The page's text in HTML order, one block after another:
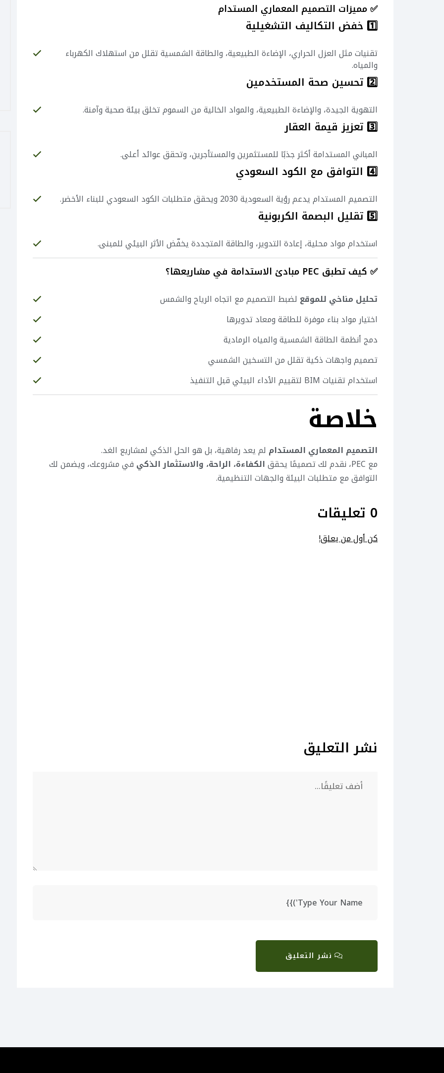
✅ مميزات التصميم المعماري المستدام
1️⃣ خفض التكاليف التشغيلية
تقنيات مثل العزل الحراري، الإضاءة الطبيعية، والطاقة الشمسية تقلل من استهلاك الكهرباء
والمياه.
2️⃣ تحسين صحة المستخدمين
التهوية الجيدة، والإضاءة الطبيعية، والمواد الخالية من السموم تخلق بيئة صحية وآمنة.
3️⃣ تعزيز قيمة العقار
المباني المستدامة أكثر جذبًا للمستثمرين والمستأجرين، وتحقق عوائد أعلى.
4️⃣ التوافق مع الكود السعودي
التصميم المستدام يدعم رؤية السعودية 2030 ويحقق متطلبات الكود السعودي للبناء الأخضر.
5️⃣ تقليل البصمة الكربونية
استخدام مواد محلية، إعادة التدوير، والطاقة المتجددة يخفّض الأثر البيئي للمبنى.
✅ كيف تطبق PEC مبادئ الاستدامة في مشاريعها؟
تحليل مناخي للموقع لضبط التصميم مع اتجاه الرياح والشمس
اختيار مواد بناء موفرة للطاقة ومعاد تدويرها
دمج أنظمة الطاقة الشمسية والمياه الرمادية
تصميم واجهات ذكية تقلل من التسخين الشمسي
استخدام تقنيات BIM لتقييم الأداء البيئي قبل التنفيذ
خلاصة
التصميم المعماري المستدام لم يعد رفاهية، بل هو الحل الذكي لمشاريع الغد.
مع PEC، نقدم لك تصميمًا يحقق
الكفاءة، الراحة، والاستثمار الذكي في مشروعك، ويضمن لك
التوافق مع متطلبات البيئة والجهات التنظيمية.
0 تعليقات
كن أول من يعلق!
نشر التعليق
نشر التعليق